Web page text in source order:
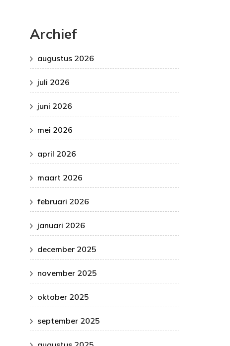
Archief
augustus 2026
juli 2026
juni 2026
mei 2026
april 2026
maart 2026
februari 2026
januari 2026
december 2025
november 2025
oktober 2025
september 2025